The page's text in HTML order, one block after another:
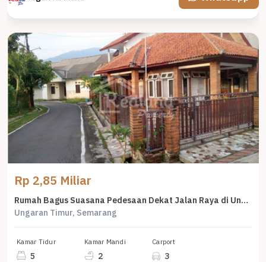
Rp 2,85 Miliar
Rumah Bagus Suasana Pedesaan Dekat Jalan Raya di Ungaran Hl 7285
Ungaran Timur, Semarang
Kamar Tidur
5
Kamar Mandi
2
Carport
3